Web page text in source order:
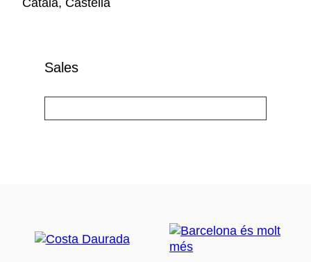
Català, Castellà
Sales